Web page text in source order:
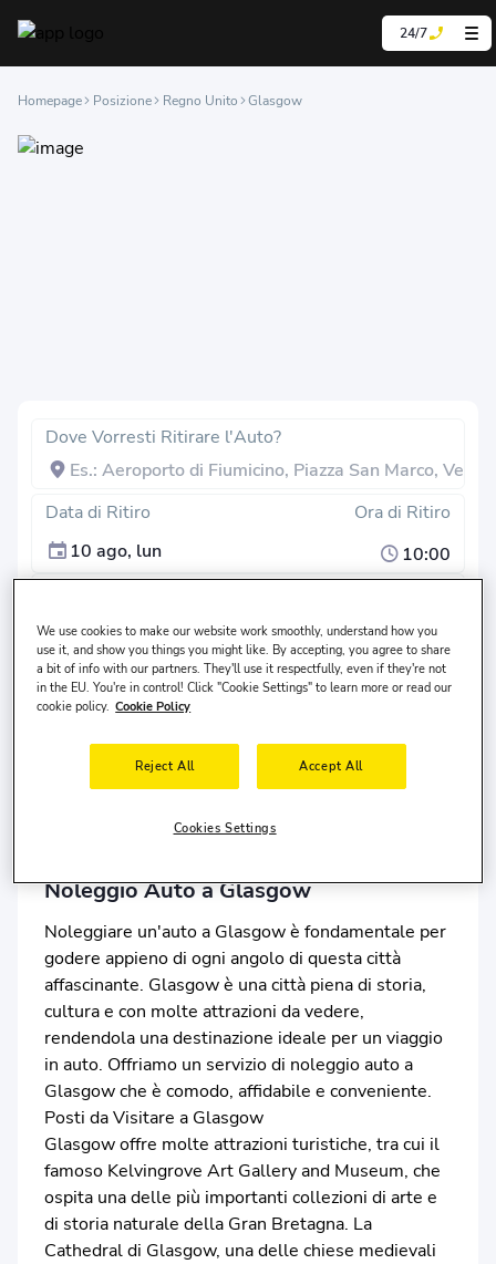
24/7
Homepage Posizione Regno Unito Glasgow
Dove Vorresti Ritirare l'Auto?
Data di Ritiro
10 ago, lun
Ora di Ritiro
10:00
13 ago, gio
10:00
Cerca
Il conducente vive inStati Uniti 30-65 anni.
Noleggio Auto a Glasgow
Noleggiare un'auto a Glasgow è fondamentale per
godere appieno di ogni angolo di questa città
affascinante. Glasgow è una città piena di storia,
cultura e con molte attrazioni da vedere,
rendendola una destinazione ideale per un viaggio
in auto. Offriamo un servizio di noleggio auto a
Glasgow che è comodo, affidabile e conveniente.
Posti da Visitare a Glasgow
Glasgow offre molte attrazioni turistiche, tra cui il
famoso Kelvingrove Art Gallery and Museum, che
ospita una delle più importanti collezioni di arte e
di storia naturale della Gran Bretagna. La
Cathedral di Glasgow, una delle chiese medievali
We use cookies to make our website work smoothly, understand how you
use it, and show you things you might like. By accepting, you agree to share
a bit of info with our partners. They'll use it respectfully, even if they're not
in the EU. You're in control! Click "Cookie Settings" to learn more or read our
cookie policy. Cookie Policy
Reject All Accept All
Cookies Settings